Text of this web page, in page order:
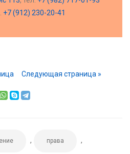
+7 (912) 230-20-41
Следующая страница »
, права ,